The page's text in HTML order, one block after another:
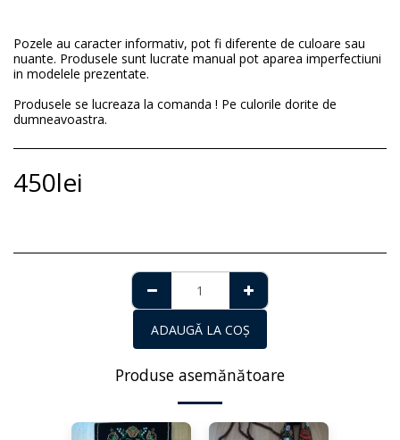
Pozele au caracter informativ, pot fi diferente de culoare sau
nuante. Produsele sunt lucrate manual pot aparea imperfectiuni
in modelele prezentate.
Produsele se lucreaza la comanda ! Pe culorile dorite de
dumneavoastra.
450lei
ADAUGĂ LA COŞ
Produse asemănătoare